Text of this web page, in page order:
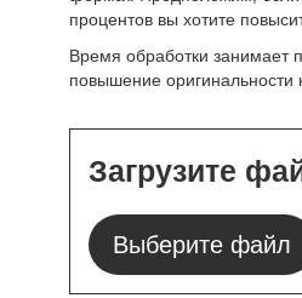
процентов вы хотите
Время обработки занимает
повышение оригинальности
Загрузите
Выберите файл